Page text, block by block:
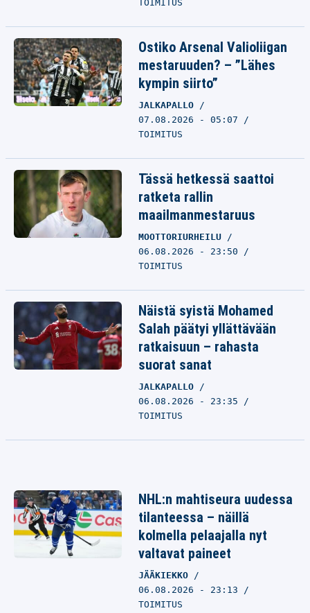
TOIMITUS
Ostiko Arsenal Valioliigan
mestaruuden? – ”Lähes
kympin siirto”
JALKAPALLO
07.08.2026 - 05:07
TOIMITUS
Tässä hetkessä saattoi
ratketa rallin
maailmanmestaruus
MOOTTORIURHEILU
06.08.2026 - 23:50
TOIMITUS
Näistä syistä Mohamed
Salah päätyi yllättävään
ratkaisuun – rahasta
suorat sanat
JALKAPALLO
06.08.2026 - 23:35
TOIMITUS
NHL:n mahtiseura uudessa
tilanteessa – näillä
kolmella pelaajalla nyt
valtavat paineet
JÄÄKIEKKO
06.08.2026 - 23:13
TOIMITUS